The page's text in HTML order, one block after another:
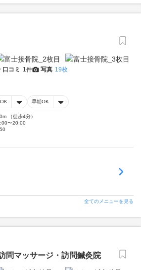
口コミ 1件 写真 19枚
早朝OK
（徒歩4分）
〜20:00
全てのメニューを見る
問マッサージ・訪問鍼灸院